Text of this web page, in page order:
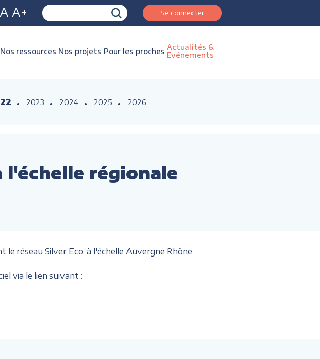
A A+ Se connecter
Nos ressources Nos projets Pour les proches Actualités &
Evénements
2023 2024 2025 2026
l'échelle régionale
réseau Silver Eco, à l'échelle Auvergne Rhône
via le lien suivant :